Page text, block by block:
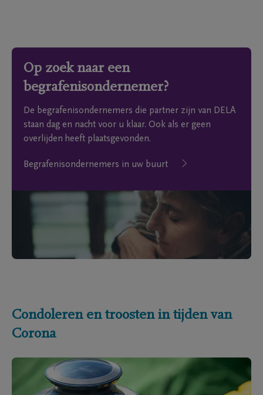
Op zoek naar een
begrafenisondernemer?
De begrafenisondernemers die partner zijn van DELA
staan dag en nacht voor u klaar. Ook als er geen
overlijden heeft plaatsgevonden.
Begrafenisondernemers in uw buurt
Condoleren en troosten in tijden van
Corona